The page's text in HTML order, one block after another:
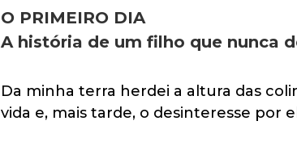
O PRIMEIRO DIA
A história de um filho que nunca
Da minha terra herdei a altura das
vida e, mais tarde, o desinteresse por